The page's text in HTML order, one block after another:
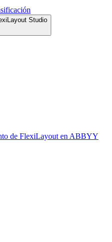
Studio
de FlexiLayout en ABBYY